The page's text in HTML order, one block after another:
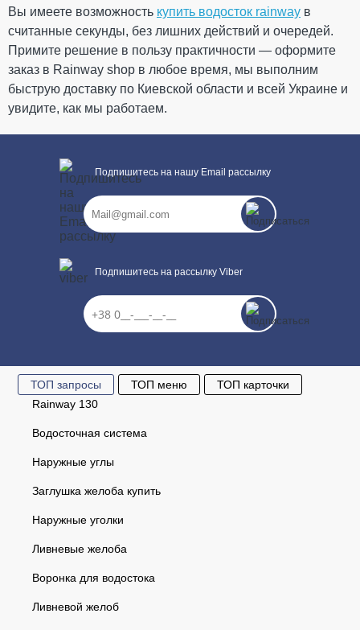
Кол-во
КУПИТЬ
Вы имеете возможность купить водосток rainway в
считанные секунды, без лишних действий и очередей.
Примите решение в пользу практичности — оформите
заказ в Rainway shop в любое время, мы выполним
быструю доставку по Киевской области и всей Украине и
увидите, как мы работаем.
Подпишитесь на нашу Email рассылку
Подпишитесь на рассылку Viber
ТОП запросы ТОП меню
ТОП карточки
Rainway 130
Водосточная система
Наружные углы
Заглушка желоба купить
Наружные уголки
Ливневые желоба
Воронка для водостока
Ливневой желоб